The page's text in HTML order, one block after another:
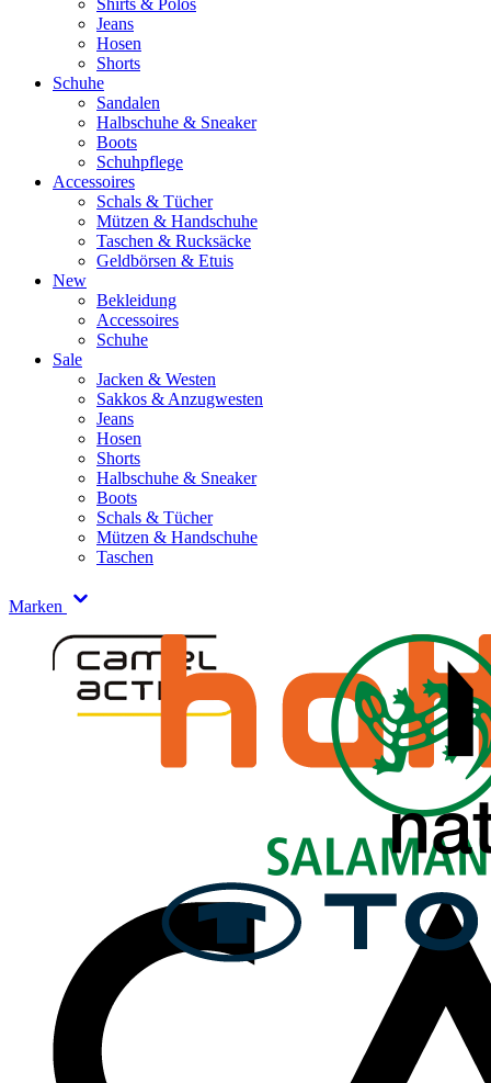
Shirts & Polos
Jeans
Hosen
Shorts
Schuhe
Sandalen
Halbschuhe & Sneaker
Boots
Schuhpflege
Accessoires
Schals & Tücher
Mützen & Handschuhe
Taschen & Rucksäcke
Geldbörsen & Etuis
New
Bekleidung
Accessoires
Schuhe
Sale
Jacken & Westen
Sakkos & Anzugwesten
Jeans
Hosen
Shorts
Halbschuhe & Sneaker
Boots
Schals & Tücher
Mützen & Handschuhe
Taschen
Marken